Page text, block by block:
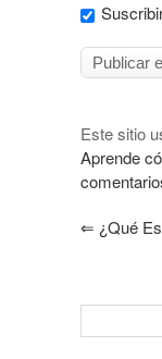
Este sitio
Aprende
⇐ ¿Qué